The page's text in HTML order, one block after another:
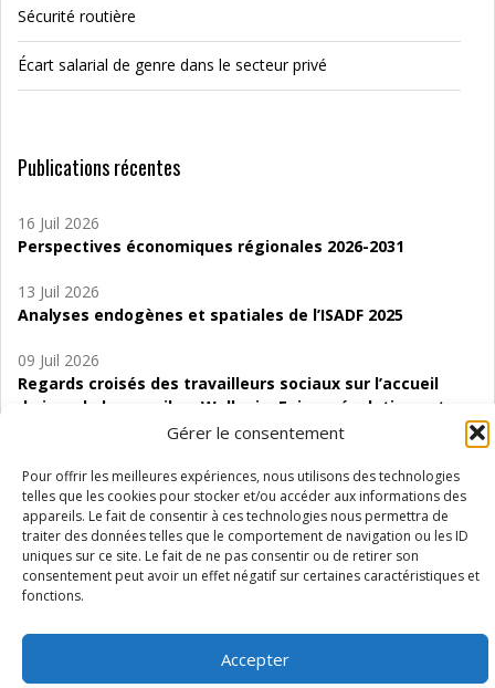
Gérer le consentement
Pour offrir les meilleures expériences, nous utilisons des technologies
telles que les cookies pour stocker et/ou accéder aux informations des
appareils. Le fait de consentir à ces technologies nous permettra de
traiter des données telles que le comportement de navigation ou les ID
uniques sur ce site. Le fait de ne pas consentir ou de retirer son
consentement peut avoir un effet négatif sur certaines caractéristiques et
fonctions.
Accepter
Sécurité routière
Écart salarial de genre dans le secteur privé
Publications récentes
16 Juil 2026
Perspectives économiques régionales 2026-2031
13 Juil 2026
Analyses endogènes et spatiales de l’ISADF 2025
09 Juil 2026
Regards croisés des travailleurs sociaux sur l’accueil
de jour de bas seuil en Wallonie. Enjeux, évolutions et
06 Juil 2026
Étude d’évaluabilité des Structures
d’accompagnement à l’autocréation d’emploi (SAACE)
01 Juil 2026
Pénurie du personnel infirmier :quels indicateurs
Wallonie ?